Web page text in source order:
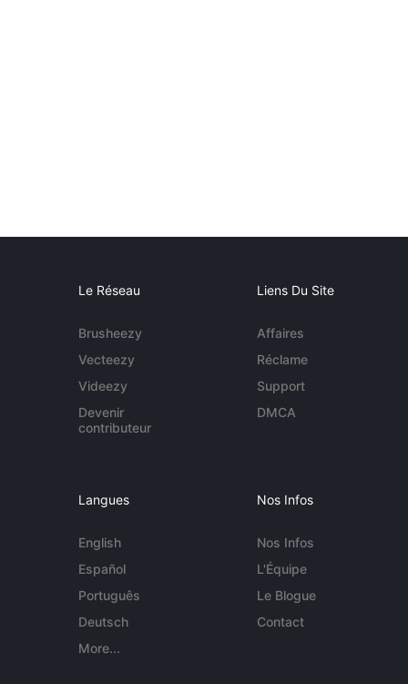
Le Réseau
Brusheezy
Vecteezy
Videezy
Devenir
contributeur
Liens Du Site
Affaires
Réclame
Support
DMCA
Langues
English
Español
Português
Deutsch
More...
Nos Infos
Nos Infos
L'Équipe
Le Blogue
Contact